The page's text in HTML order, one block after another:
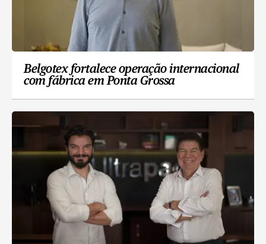
Belgotex fortalece operação internacional
com fábrica em Ponta Grossa